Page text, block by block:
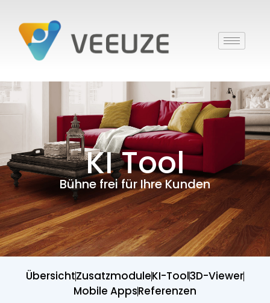
KI Tool
Bühne frei für Ihre Kunden
ÜbersichtZusatzmoduleKI-Tool3D-Viewer
Mobile AppsReferenzen